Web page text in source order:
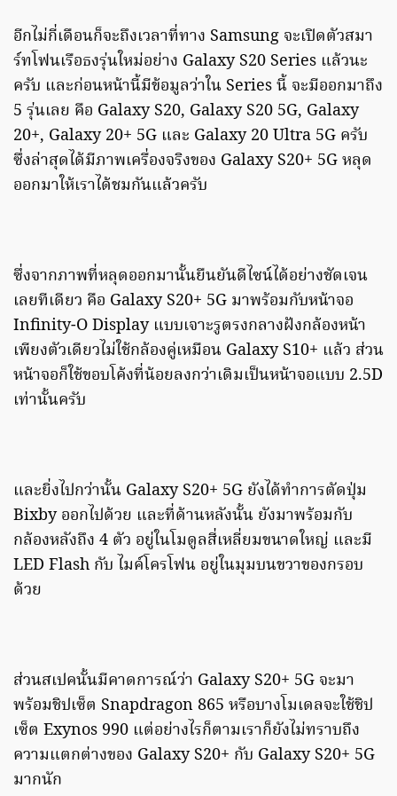
อีกไม่กี่เดือนก็จะถึงเวลาที่ทาง Samsung จะเปิดตัวสมา
ร์ทโฟนเรือธงรุ่นใหม่อย่าง Galaxy S20 Series แล้วนะ
ครับ และก่อนหน้านี้มีข้อมูลว่าใน Series นี้ จะมีออกมาถึง
5 รุ่นเลย คือ Galaxy S20, Galaxy S20 5G, Galaxy
20+, Galaxy 20+ 5G และ Galaxy 20 Ultra 5G ครับ
ซึ่งล่าสุดได้มีภาพเครื่องจริงของ Galaxy S20+ 5G หลุด
ออกมาให้เราได้ชมกันแล้วครับ
ซึ่งจากภาพที่หลุดออกมานั้นยืนยันดีไซน์ได้อย่างชัดเจน
เลยทีเดียว คือ Galaxy S20+ 5G มาพร้อมกับหน้าจอ
Infinity-O Display แบบเจาะรูตรงกลางฝังกล้องหน้า
เพียงตัวเดียวไม่ใช้กล้องคู่เหมือน Galaxy S10+ แล้ว ส่วน
หน้าจอก็ใช้ขอบโค้งที่น้อยลงกว่าเดิมเป็นหน้าจอแบบ 2.5D
เท่านั้นครับ
และยิ่งไปกว่านั้น Galaxy S20+ 5G ยังได้ทำการตัดปุ่ม
Bixby ออกไปด้วย และที่ด้านหลังนั้น ยังมาพร้อมกับ
กล้องหลังถึง 4 ตัว อยู่ในโมดูลสี่เหลี่ยมขนาดใหญ่ และมี
LED Flash กับ ไมค์โครโฟน อยู่ในมุมบนขวาของกรอบ
ด้วย
ส่วนสเปคนั้นมีคาดการณ์ว่า Galaxy S20+ 5G จะมา
พร้อมชิปเซ็ต Snapdragon 865 หรือบางโมเดลจะใช้ชิป
เซ็ต Exynos 990 แต่อย่างไรก็ตามเราก็ยังไม่ทราบถึง
ความแตกต่างของ Galaxy S20+ กับ Galaxy S20+ 5G
มากนัก